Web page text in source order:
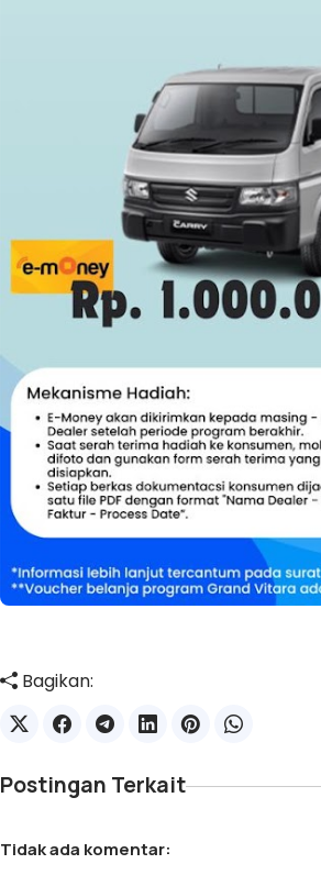
Bagikan:
Postingan Terkait
Tidak ada komentar: